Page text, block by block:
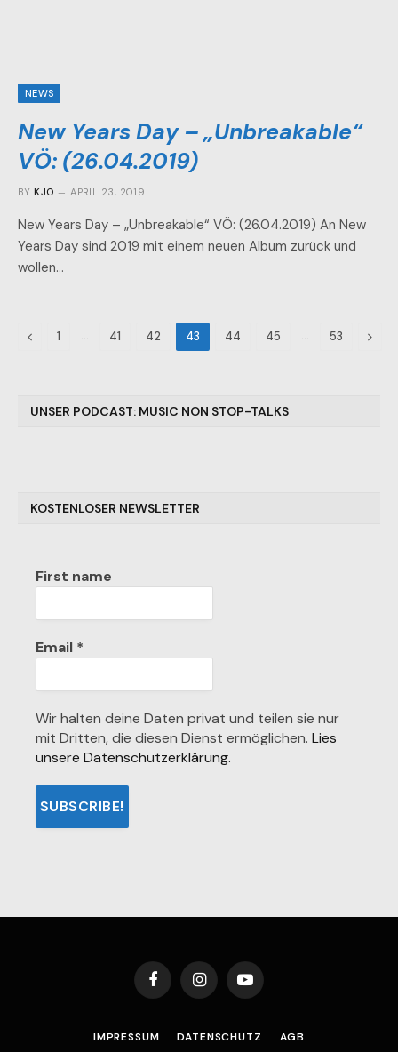
NEWS
New Years Day – „Unbreakable“
VÖ: (26.04.2019)
BY KJO APRIL 23, 2019
New Years Day – „Unbreakable“ VÖ: (26.04.2019) An New
Years Day sind 2019 mit einem neuen Album zurück und
wollen…
Previous
1 … 41 42 43 44 45 … 53 Next
UNSER PODCAST: MUSIC NON STOP-TALKS
KOSTENLOSER NEWSLETTER
First name
Email *
Wir halten deine Daten privat und teilen sie nur
mit Dritten, die diesen Dienst ermöglichen. Lies
unsere Datenschutzerklärung.
FacebookInstagramYouTube
IMPRESSUM DATENSCHUTZ AGB